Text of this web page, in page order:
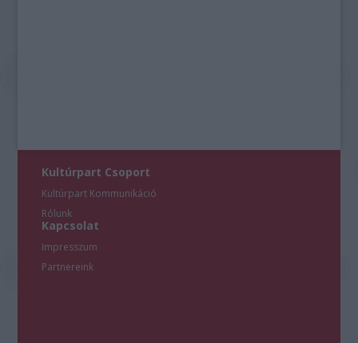
Kultúrpart Csoport
Kultúrpart Kommunikáció
Rólunk
Kapcsolat
Impresszum
Partnereink